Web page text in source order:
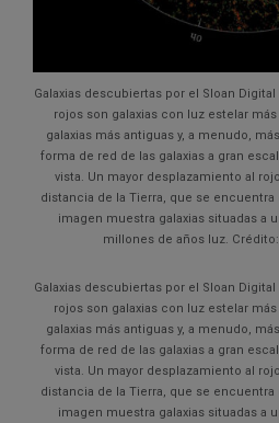
Galaxias descubiertas por el Sloan Digital
rojos son galaxias con luz estelar
galaxias más antiguas y, a menudo,
forma de red de las galaxias a gran
vista. Un mayor desplazamiento al
distancia de la Tierra, que se
imagen muestra galaxias situadas a
millones de años luz. Crédito:
Galaxias descubiertas por el Sloan Digital
rojos son galaxias con luz estelar
galaxias más antiguas y, a menudo,
forma de red de las galaxias a gran
vista. Un mayor desplazamiento al
distancia de la Tierra, que se
imagen muestra galaxias situadas a